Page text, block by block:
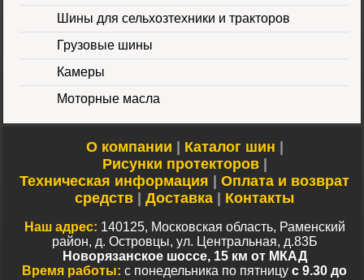
Шина 16.9-24 16PR
IND-80 OzkaЦена
46000 руб.
Шина 10-16.5 10PR
ER-218 TL Nortec
Шины для сельхозтехники и тракторов
Грузовые шины
Камеры
Моторные масла
О компании Каталог шин
Рисунки протекторов|
Техническая информация
Оплата и возврат
средств
Доставка Контакты
Наш адрес: 140125, Московская область, Раменский
район, д. Островцы, ул. Центральная, д.83Б
Новорязанское шоссе, 15 км от МКАД
Время работы: с понедельника по пятницу с 9.30 до